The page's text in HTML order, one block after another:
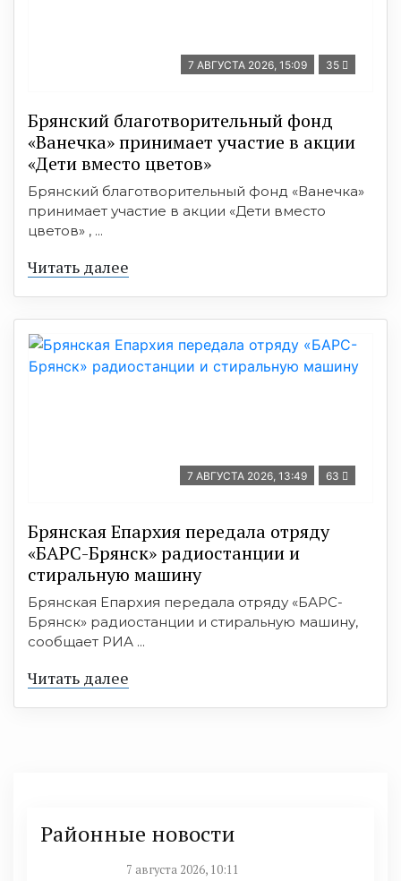
7 АВГУСТА 2026, 15:09 35
Брянский благотворительный фонд
«Ванечка» принимает участие в акции
«Дети вместо цветов»
Брянский благотворительный фонд «Ванечка»
принимает участие в акции «Дети вместо
цветов» , ...
Читать далее
7 АВГУСТА 2026, 13:49 63
Брянская Епархия передала отряду
«БАРС-Брянск» радиостанции и
стиральную машину
Брянская Епархия передала отряду «БАРС-
Брянск» радиостанции и стиральную машину,
сообщает РИА ...
Читать далее
Районные новости
7 августа 2026, 10:11